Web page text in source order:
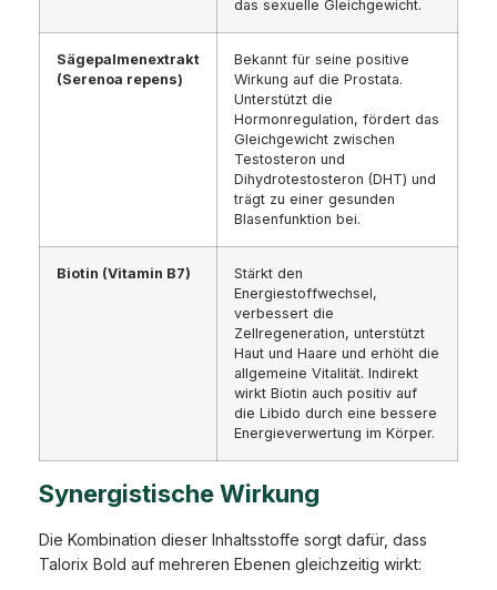
das sexuelle Gleichgewicht.
Sägepalmenextrakt
(Serenoa repens)
Bekannt für seine positive
Wirkung auf die Prostata.
Unterstützt die
Hormonregulation, fördert das
Gleichgewicht zwischen
Testosteron und
Dihydrotestosteron (DHT) und
trägt zu einer gesunden
Blasenfunktion bei.
Biotin (Vitamin B7)
Stärkt den
Energiestoffwechsel,
verbessert die
Zellregeneration, unterstützt
Haut und Haare und erhöht die
allgemeine Vitalität. Indirekt
wirkt Biotin auch positiv auf
die Libido durch eine bessere
Energieverwertung im Körper.
Synergistische Wirkung
Die Kombination dieser Inhaltsstoffe sorgt dafür, dass
Talorix Bold auf mehreren Ebenen gleichzeitig wirkt: